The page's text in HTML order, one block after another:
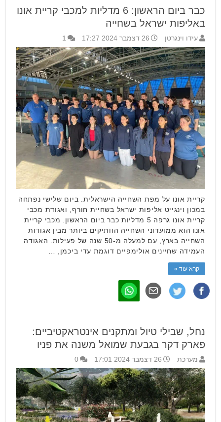
כבר ביום הראשון: 6 מדליות למכבי קריית אונו
באליפות ישראל בשחייה
עידו וינגרטן 26 דצמבר 2024 17:27 1
קריית אונו על מפת השחייה הישראלית. ביום שלישי נפתחה
במכון וינגייט אליפות ישראל בשחיית חורף, ואגודת מכבי
קריית אונו גרפה 5 מדליות כבר ביום הראשון. מכבי קריית
אונו הוא ממועדוני השחייה הוותיקים ביותר מבין אגודות
השחייה בארץ, עם למעלה מ-50 שנה של פעילות. האגודה
העמידה שחיינים אולימפיים דוגמת עדי ביכמן, …
קרא עוד »
נחל, שבילי טיול ומתקנים אינטראקטיביים:
פארק דקר בגבעת שמואל משנה את פניו
מערכת 26 דצמבר 2024 17:01 0